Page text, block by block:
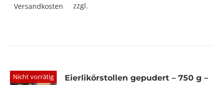
zzgl.
Versandkosten
Nicht vorrätig Eierlikörstollen gepudert – 750 g –